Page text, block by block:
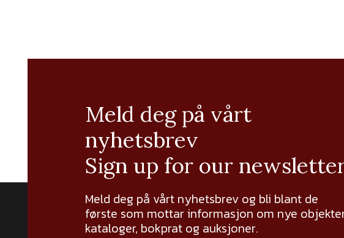
Meld deg på vårt
nyhetsbrev
Sign up for our
Meld deg på vårt nyhetsbrev og bli blant de
første som mottar informasjon om nye
kataloger, bokprat og auksjoner.